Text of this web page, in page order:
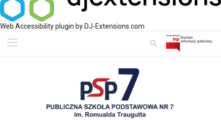
Web Accessibility plugin by DJ-Extensions.com